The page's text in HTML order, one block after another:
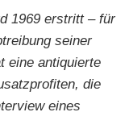
1969 erstritt – für
seiner
eine antiquierte
die
eines